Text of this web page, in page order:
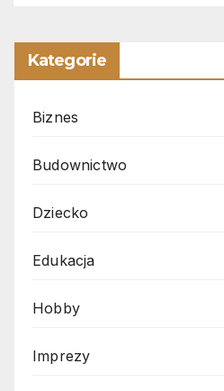
Kategorie
Biznes
Budownictwo
Dziecko
Edukacja
Hobby
Imprezy